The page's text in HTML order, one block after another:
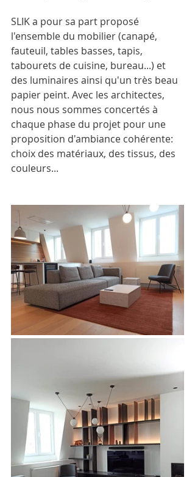
SLIK a pour sa part proposé
l'ensemble du mobilier (canapé,
fauteuil, tables basses, tapis,
tabourets de cuisine, bureau...) et
des luminaires ainsi qu'un très beau
papier peint. Avec les architectes,
nous nous sommes concertés à
chaque phase du projet pour une
proposition d'ambiance cohérente:
choix des matériaux, des tissus, des
couleurs...